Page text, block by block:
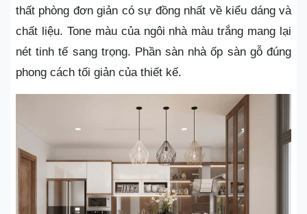
thất phòng đơn giản có sự đồng nhất về kiểu dáng và
chất liệu. Tone màu của ngôi nhà màu trắng mang lại
nét tinh tế sang trọng. Phần sàn nhà ốp sàn gỗ đúng
phong cách tối giản của thiết kế.